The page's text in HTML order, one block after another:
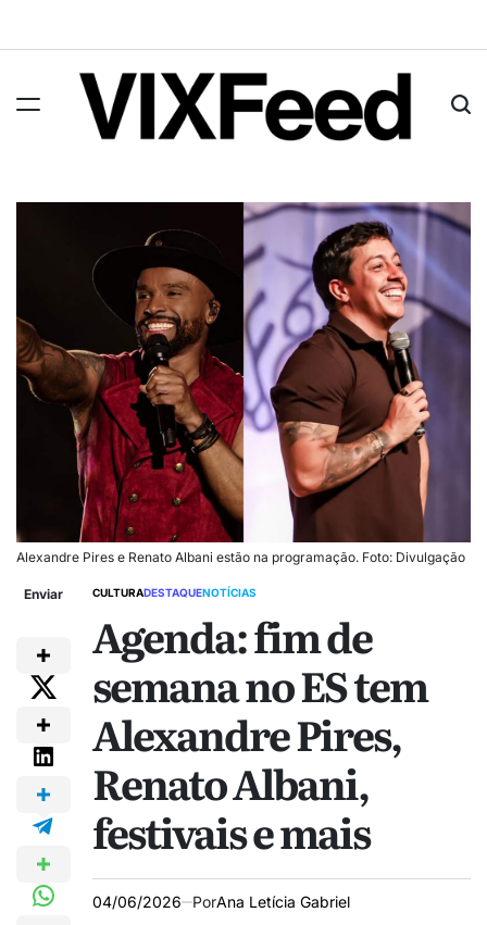
Alexandre Pires e Renato Albani estão na programação. Foto: Divulgação
Enviar CULTURADESTAQUENOTÍCIAS
Agenda: fim de
semana no ES tem
Alexandre Pires,
Renato Albani,
festivais e mais
04/06/2026 PorAna Letícia Gabriel